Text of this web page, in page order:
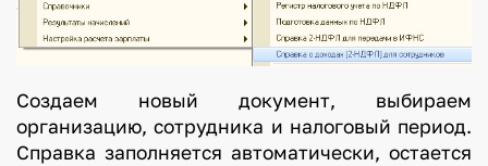
Создаем новый документ, выбираем
организацию, сотрудника и налоговый период.
Справка заполняется автоматически, остается